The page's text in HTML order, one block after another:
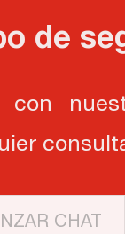
de
con
CHAT